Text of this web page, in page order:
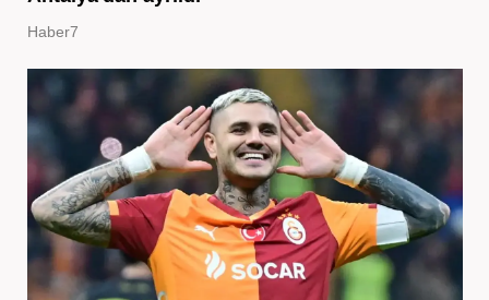
Haber7